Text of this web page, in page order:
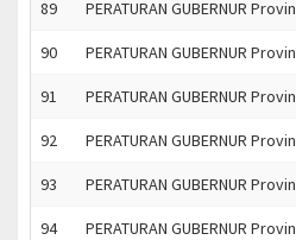
89 PERATURAN GUBERNUR
90 PERATURAN GUBERNUR
91 PERATURAN GUBERNUR
92 PERATURAN GUBERNUR
93 PERATURAN GUBERNUR
94 PERATURAN GUBERNUR